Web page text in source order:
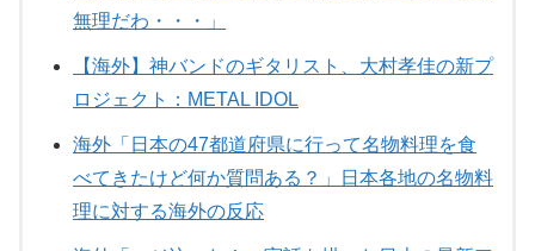
無理だわ・・・」
【海外】神バンドのギタリスト、大村孝佳の新プ
ロジェクト：METAL IDOL
海外「日本の47都道府県に行って名物料理を食
べてきたけど何か質問ある？」日本各地の名物料
理に対する海外の反応